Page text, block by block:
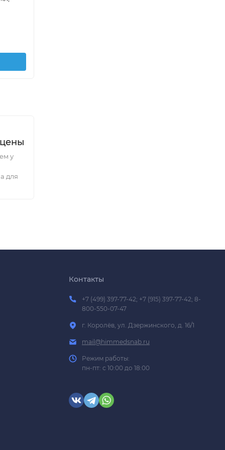
у
для
Контакты
+7 (499) 397-77-42; +7 (915) 397-77-42; 8-
800-550-07-47
г. Королёв, ул. Дзержинского, д. 16/1
mail@himmedsnab.ru
Режим работы:
пн-пт: с 10:00 до 18:00